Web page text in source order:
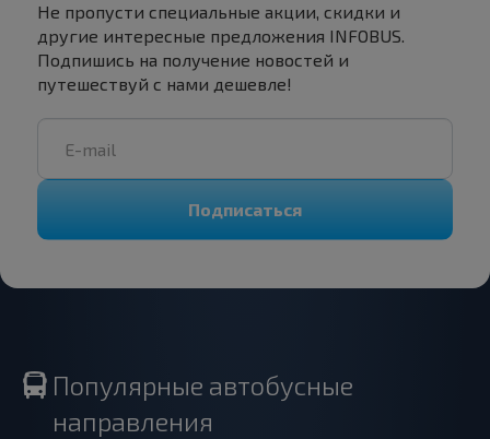
Не пропусти специальные акции, скидки и
другие интересные предложения INFOBUS.
Подпишись на получение новостей и
путешествуй с нами дешевле!
Подписаться
Популярные автобусные
направления